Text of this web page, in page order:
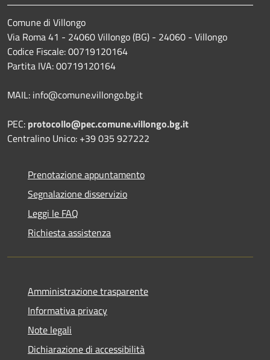
Comune di Villongo
Via Roma 41 - 24060 Villongo (BG) - 24060 - Villongo
Codice Fiscale: 00719120164
Partita IVA: 00719120164
MAIL: info@comune.villongo.bg.it
PEC: protocollo@pec.comune.villongo.bg.it
Centralino Unico: +39 035 927222
Prenotazione appuntamento
Segnalazione disservizio
Leggi le FAQ
Richiesta assistenza
Amministrazione trasparente
Informativa privacy
Note legali
Dichiarazione di accessibilità